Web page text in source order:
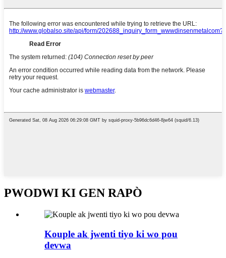
PWODWI KI GEN RAPÒ
Kouple ak jwenti tiyo ki wo pou
devwa